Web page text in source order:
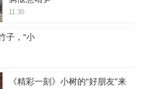
11:30
子，“小
《精彩一刻》小树的“好朋友”来